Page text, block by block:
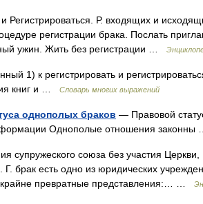
Регистрироваться. Р. входящих и
регистрации брака. Послать
ужин. Жить без регистрации …
1) к регистрировать и
книг и …
Словарь многих выражений
однополых браков — Правовой
Однополые отношения
супружеского союза без участия Церкви,
Г. брак есть одно из юридических
крайне превратные представления:… …